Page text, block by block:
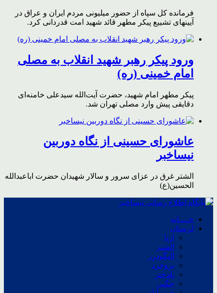
فرمانده کل سپاه از حضور میلیونی مردم ایران و عراق در
آیینهای تشییع پیکر مطهر قائد شهید امت قدردانی کرد.
ورود پیکر رهبر شهید انقلاب به مصلی
امام خمینی (ره)
پیکر مطهر امام شهید،‌ حضرت آیت‌الله سیدعلی خامنه‌ای
دقایقی پیش وارد مصلی تهران شد.
عاشورای حسینی از نگاه دوربین
نیساخبر
الشتر غرق در عزای سرور و سالار شهیدان حضرت اباعبدالله
الحسین(ع)
خــــانه
لرستان
ازنا
الشتر
الیگودرز
بروجرد
پلدختر
چگنی